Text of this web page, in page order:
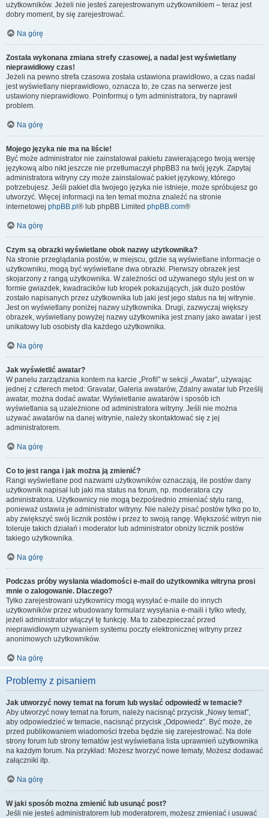
użytkowników. Jeżeli nie jesteś zarejestrowanym użytkownikiem – teraz jest
dobry moment, by się zarejestrować.
Na górę
Została wykonana zmiana strefy czasowej, a nadal jest wyświetlany
nieprawidłowy czas!
Jeżeli na pewno strefa czasowa została ustawiona prawidłowo, a czas nadal
jest wyświetlany nieprawidłowo, oznacza to, że czas na serwerze jest
ustawiony nieprawidłowo. Poinformuj o tym administratora, by naprawił
problem.
Na górę
Mojego języka nie ma na liście!
Być może administrator nie zainstalował pakietu zawierającego twoją wersję
językową albo nikt jeszcze nie przetłumaczył phpBB3 na twój język. Zapytaj
administratora witryny czy może zainstalować pakiet językowy, którego
potrzebujesz. Jeśli pakiet dla twojego języka nie istnieje, może spróbujesz go
utworzyć. Więcej informacji na ten temat można znaleźć na stronie
internetowej phpBB.pl ® lub phpBB Limited phpBB.com®
Na górę
Czym są obrazki wyświetlane obok nazwy użytkownika?
Na stronie przeglądania postów, w miejscu, gdzie są wyświetlane informacje o
użytkowniku, mogą być wyświetlane dwa obrazki. Pierwszy obrazek jest
skojarzony z rangą użytkownika. W zależności od używanego stylu jest on w
formie gwiazdek, kwadracików lub kropek pokazujących, jak dużo postów
zostało napisanych przez użytkownika lub jaki jest jego status na tej witrynie.
Jest on wyświetlany poniżej nazwy użytkownika. Drugi, zazwyczaj większy
obrazek, wyświetlany powyżej nazwy użytkownika jest znany jako awatar i jest
unikatowy lub osobisty dla każdego użytkownika.
Na górę
Jak wyświetlić awatar?
W panelu zarządzania kontem na karcie „Profil” w sekcji „Awatar”, używając
jednej z czterech metod: Gravatar, Galeria awatarów, Zdalny awatar lub Prześlij
awatar, można dodać awatar. Wyświetlanie awatarów i sposób ich
wyświetlania są uzależnione od administratora witryny. Jeśli nie można
używać awatarów na danej witrynie, należy skontaktować się z jej
administratorem.
Na górę
Co to jest ranga i jak można ją zmienić?
Rangi wyświetlane pod nazwami użytkowników oznaczają, ile postów dany
użytkownik napisał lub jaki ma status na forum, np. moderatora czy
administratora. Użytkownicy nie mogą bezpośrednio zmieniać stylu rang,
ponieważ ustawia je administrator witryny. Nie należy pisać postów tylko po to,
aby zwiększyć swój licznik postów i przez to swoją rangę. Większość witryn nie
toleruje takich działań i moderator lub administrator obniży licznik postów
takiego użytkownika.
Na górę
Podczas próby wysłania wiadomości e-mail do użytkownika witryna prosi
mnie o zalogowanie. Dlaczego?
Tylko zarejestrowani użytkownicy mogą wysyłać e-maile do innych
użytkowników przez wbudowany formularz wysyłania e-maili i tylko wtedy,
jeżeli administrator włączył tę funkcję. Ma to zabezpieczać przed
nieprawidłowym używaniem systemu poczty elektronicznej witryny przez
anonimowych użytkowników.
Na górę
Problemy z pisaniem
Jak utworzyć nowy temat na forum lub wysłać odpowiedź w temacie?
Aby utworzyć nowy temat na forum, należy nacisnąć przycisk „Nowy temat”,
aby odpowiedzieć w temacie, nacisnąć przycisk „Odpowiedz”. Być może, że
przed publikowaniem wiadomości trzeba będzie się zarejestrować. Na dole
strony forum lub strony tematów jest wyświetlana lista uprawnień użytkownika
na każdym forum. Na przykład: Możesz tworzyć nowe tematy, Możesz dodawać
załączniki itp.
Na górę
W jaki sposób można zmienić lub usunąć post?
Jeśli nie jesteś administratorem lub moderatorem, możesz zmieniać i usuwać